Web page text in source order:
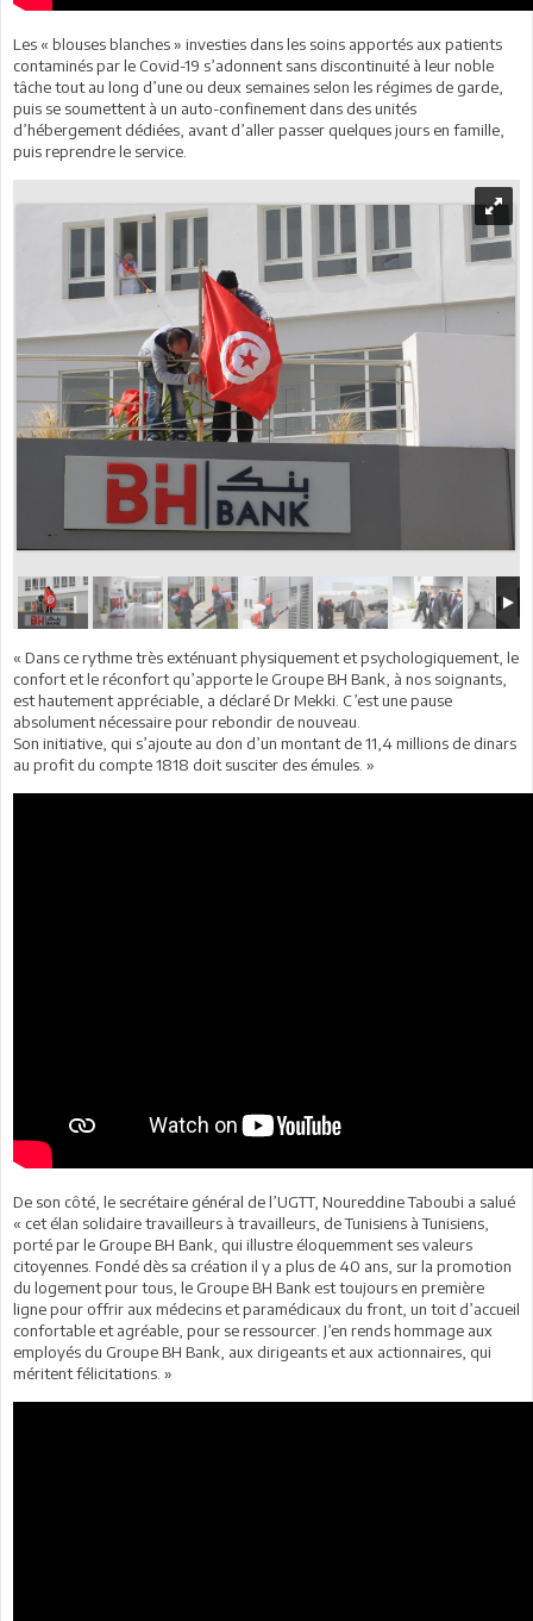
Les « blouses blanches » investies dans les soins apportés aux patients
contaminés par le Covid-19 s’adonnent sans discontinuité à leur noble
tâche tout au long d’une ou deux semaines selon les régimes de garde,
puis se soumettent à un auto-confinement dans des unités
d’hébergement dédiées, avant d’aller passer quelques jours en famille,
puis reprendre le service.
« Dans ce rythme très exténuant physiquement et psychologiquement, le
confort et le réconfort qu’apporte le Groupe BH Bank, à nos soignants,
est hautement appréciable, a déclaré Dr Mekki. C’est une pause
absolument nécessaire pour rebondir de nouveau.
Son initiative, qui s’ajoute au don d’un montant de 11,4 millions de dinars
au profit du compte 1818 doit susciter des émules. »
De son côté, le secrétaire général de l’UGTT, Noureddine Taboubi a salué
« cet élan solidaire travailleurs à travailleurs, de Tunisiens à Tunisiens,
porté par le Groupe BH Bank, qui illustre éloquemment ses valeurs
citoyennes. Fondé dès sa création il y a plus de 40 ans, sur la promotion
du logement pour tous, le Groupe BH Bank est toujours en première
ligne pour offrir aux médecins et paramédicaux du front, un toit d’accueil
confortable et agréable, pour se ressourcer. J’en rends hommage aux
employés du Groupe BH Bank, aux dirigeants et aux actionnaires, qui
méritent félicitations. »